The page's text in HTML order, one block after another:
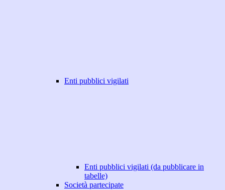
Enti pubblici vigilati
Enti pubblici vigilati (da pubblicare in
tabelle)
Società partecipate